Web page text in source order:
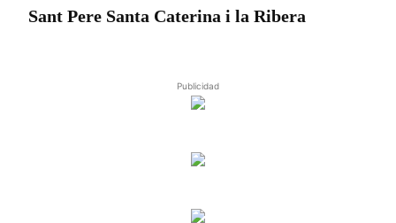
Sant Pere Santa Caterina i la Ribera
Publicidad